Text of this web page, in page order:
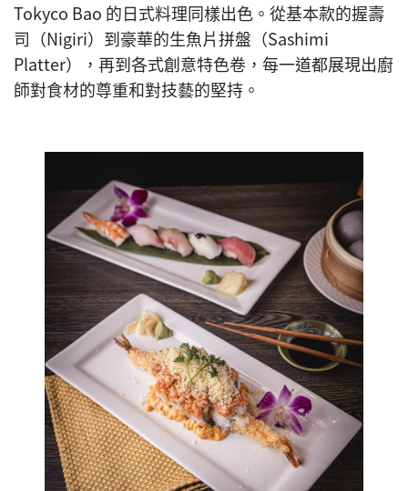
Tokyco Bao 的日式料理同樣出色。從基本款的握壽
司（Nigiri）到豪華的生魚片拼盤（Sashimi
Platter），再到各式創意特色卷，每一道都展現出廚
師對食材的尊重和對技藝的堅持。